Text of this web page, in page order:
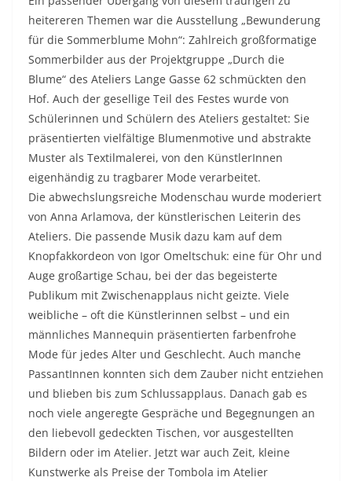
heitereren Themen war die Ausstellung „Bewunderung
für die Sommerblume Mohn“: Zahlreich großformatige
Sommerbilder aus der Projektgruppe „Durch die
Blume“ des Ateliers Lange Gasse 62 schmückten den
Hof. Auch der gesellige Teil des Festes wurde von
Schülerinnen und Schülern des Ateliers gestaltet: Sie
präsentierten vielfältige Blumenmotive und abstrakte
Muster als Textilmalerei, von den KünstlerInnen
eigenhändig zu tragbarer Mode verarbeitet.
Die abwechslungsreiche Modenschau wurde moderiert
von Anna Arlamova, der künstlerischen Leiterin des
Ateliers. Die passende Musik dazu kam auf dem
Knopfakkordeon von Igor Omeltschuk: eine für Ohr und
Auge großartige Schau, bei der das begeisterte
Publikum mit Zwischenapplaus nicht geizte. Viele
weibliche – oft die Künstlerinnen selbst – und ein
männliches Mannequin präsentierten farbenfrohe
Mode für jedes Alter und Geschlecht. Auch manche
PassantInnen konnten sich dem Zauber nicht entziehen
und blieben bis zum Schlussapplaus. Danach gab es
noch viele angeregte Gespräche und Begegnungen an
den liebevoll gedeckten Tischen, vor ausgestellten
Bildern oder im Atelier. Jetzt war auch Zeit, kleine
Kunstwerke als Preise der Tombola im Atelier